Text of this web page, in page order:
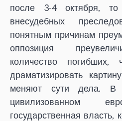
после 3-4 октября, то
внесудебных
понятным причинам
оппозиция
количество
драматизировать
меняют сути дела.
цивилизованном
государственная власть,